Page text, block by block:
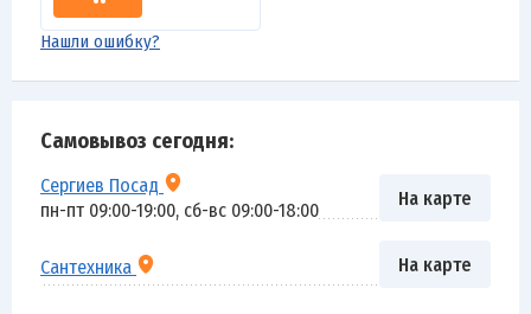
Самовывоз сегодня:
Сергиев Посад
пн-пт 09:00-19:00, сб-вс 09:00-18:00
На карте
Сантехника На карте
Нашли ошибку?